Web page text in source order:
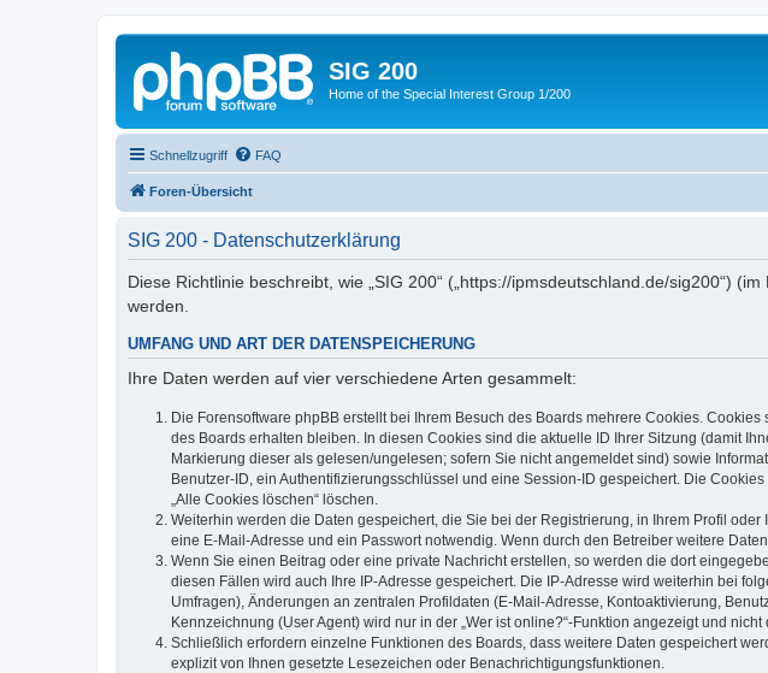
SIG 200
Home of the Special Interest Group 1/200
Schnellzugriff FAQ
Foren-Übersicht
SIG 200 - Datenschutzerklärung
Diese Richtlinie beschreibt, wie „SIG 200“ („https://ipmsdeutschland.de/sig200“)
werden.
UMFANG UND ART DER DATENSPEICHERUNG
Ihre Daten werden auf vier verschiedene Arten gesammelt:
Die Forensoftware phpBB erstellt bei Ihrem Besuch des Boards mehrere Cookies.
des Boards erhalten bleiben. In diesen Cookies sind die aktuelle ID Ihrer Sitzung (damit
Markierung dieser als gelesen/ungelesen; sofern Sie nicht angemeldet sind) sowie
Benutzer-ID, ein Authentifizierungsschlüssel und eine Session-ID gespeichert. Die
„Alle Cookies löschen“ löschen.
Weiterhin werden die Daten gespeichert, die Sie bei der Registrierung, in Ihrem Profil
eine E-Mail-Adresse und ein Passwort notwendig. Wenn durch den Betreiber weitere
Wenn Sie einen Beitrag oder eine private Nachricht erstellen, so werden die dort
diesen Fällen wird auch Ihre IP-Adresse gespeichert. Die IP-Adresse wird weiterhin bei
Umfragen), Änderungen an zentralen Profildaten (E-Mail-Adresse, Kontoaktivierung,
Kennzeichnung (User Agent) wird nur in der „Wer ist online?“-Funktion angezeigt und nicht
Schließlich erfordern einzelne Funktionen des Boards, dass weitere Daten gespeichert
explizit von Ihnen gesetzte Lesezeichen oder Benachrichtigungsfunktionen.